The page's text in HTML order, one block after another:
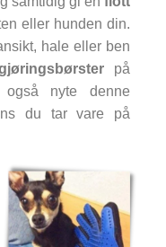
eller hunden din.
hale eller ben
på
nyte denne
du tar vare på